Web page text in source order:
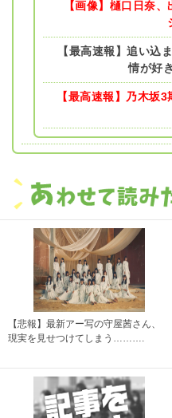
【画像】樋口日奈
【最高速報】追い込
情が好
【最高速報】乃木坂
【悲報】最新アー写の守屋茜さん、
現実を見せつけてしまう……….